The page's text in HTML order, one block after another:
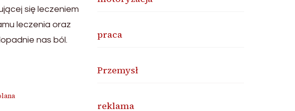
się leczeniem
leczenia oraz
nas ból.
praca
Przemysł
reklama